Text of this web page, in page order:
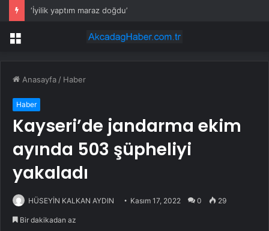
‘İyilik yaptım maraz doğdu’
Menü
Anasayfa / Haber
Haber
Kayseri’de jandarma ekim
ayında 503 şüpheliyi
yakaladı
HÜSEYİN KALKAN AYDIN Kasım 17, 2022 0 29
Bir dakikadan az